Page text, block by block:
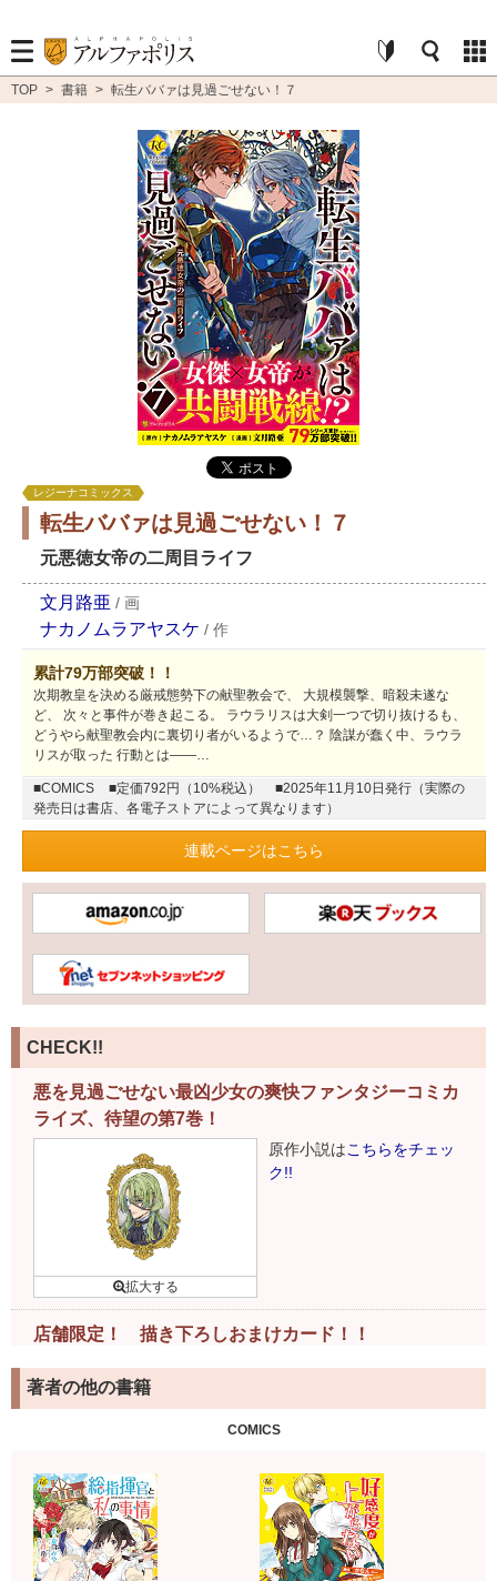
TOP > 書籍 > 転生ババァは見過ごせない！７
レジーナコミックス
転生ババァは見過ごせない！７
元悪徳女帝の二周目ライフ
文月路亜 / 画
ナカノムラアヤスケ / 作
累計79万部突破！！
次期教皇を決める厳戒態勢下の献聖教会で、 大規模襲撃、暗殺未遂な
ど、 次々と事件が巻き起こる。 ラウラリスは大剣一つで切り抜けるも、
どうやら献聖教会内に裏切り者がいるようで…？ 陰謀が蠢く中、ラウラ
リスが取った 行動とは――…
■COMICS ■定価792円（10%税込）
■2025年11月10日発行（実際の
発売日は書店、各電子ストアによって異なります）
連載ページはこちら
CHECK!!
悪を見過ごせない最凶少女の爽快ファンタジーコミカ
ライズ、待望の第7巻！
原作小説はこちらをチェッ
ク!!
店舗限定！ 描き下ろしおまけカード！！
下記書店様で書籍ご購入の
ードがついてきます！詳細
はこちら
著者の他の書籍
COMICS